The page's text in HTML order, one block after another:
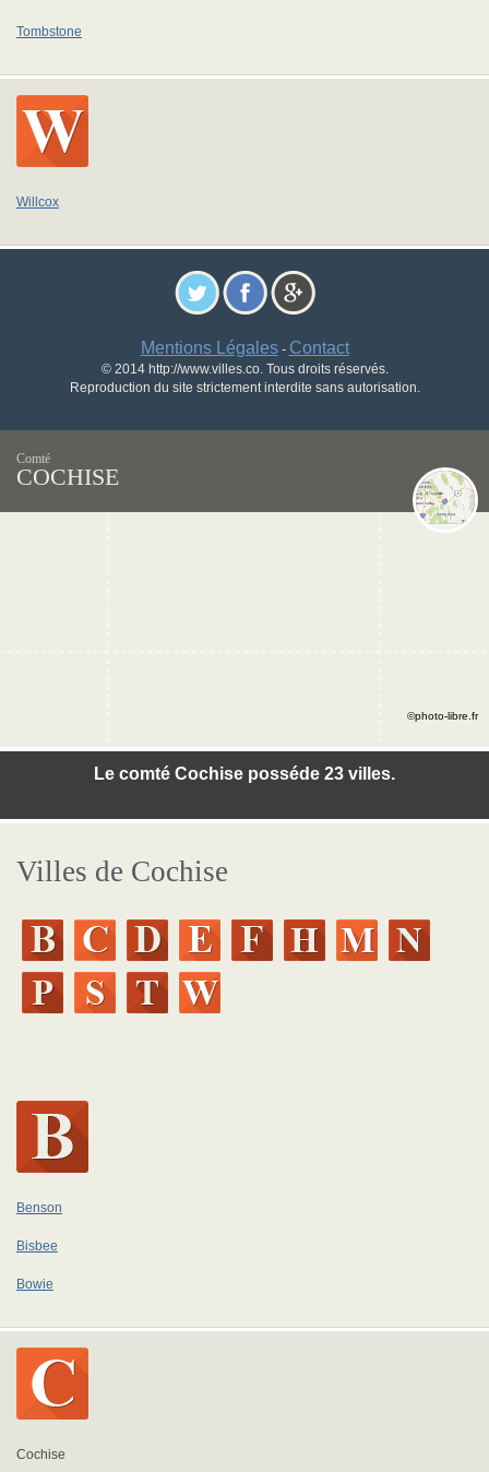
Tombstone
Willcox
Mentions Légales- Contact
© 2014 http://www.villes.co. Tous droits réservés.
Reproduction du site strictement interdite sans autorisation.
Comté
COCHISE
Le comté Cochise posséde 23 villes.
©photo-libre.fr
Villes de Cochise
Benson
Bisbee
Bowie
Cochise